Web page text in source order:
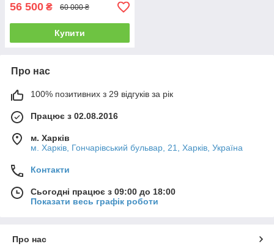
56 500 ₴ 60 000 ₴
Купити
Про нас
100% позитивних з 29 відгуків за рік
Працює з 02.08.2016
м. Харків
м. Харків, Гончарівський бульвар, 21, Харків, Україна
Контакти
Сьогодні працює з 09:00 до 18:00
Показати весь графік роботи
Про нас